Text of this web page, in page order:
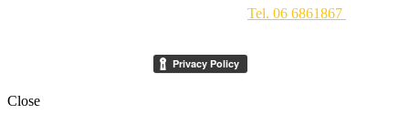
Tel. 06 6861867
Close